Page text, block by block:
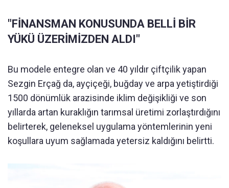
"FİNANSMAN KONUSUNDA BELLİ BİR
YÜKÜ ÜZERİMİZDEN ALDI"
Bu modele entegre olan ve 40 yıldır çiftçilik yapan
Sezgin Erçağ da, ayçiçeği, buğday ve arpa yetiştirdiği
1500 dönümlük arazisinde iklim değişikliği ve son
yıllarda artan kuraklığın tarımsal üretimi zorlaştırdığını
belirterek, geleneksel uygulama yöntemlerinin yeni
koşullara uyum sağlamada yetersiz kaldığını belirtti.